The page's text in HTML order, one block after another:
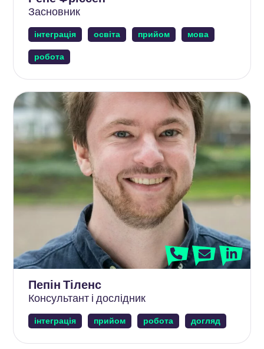
Засновник
інтеграція освіта прийом
мова
робота
Пепін Тіленс
Консультант і дослідник
інтеграція прийом робота догляд